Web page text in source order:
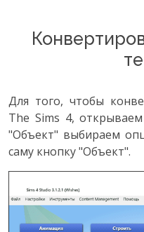
Для того, чтобы
The Sims 4,
"Объект" выбираем
саму кнопку "Объект".